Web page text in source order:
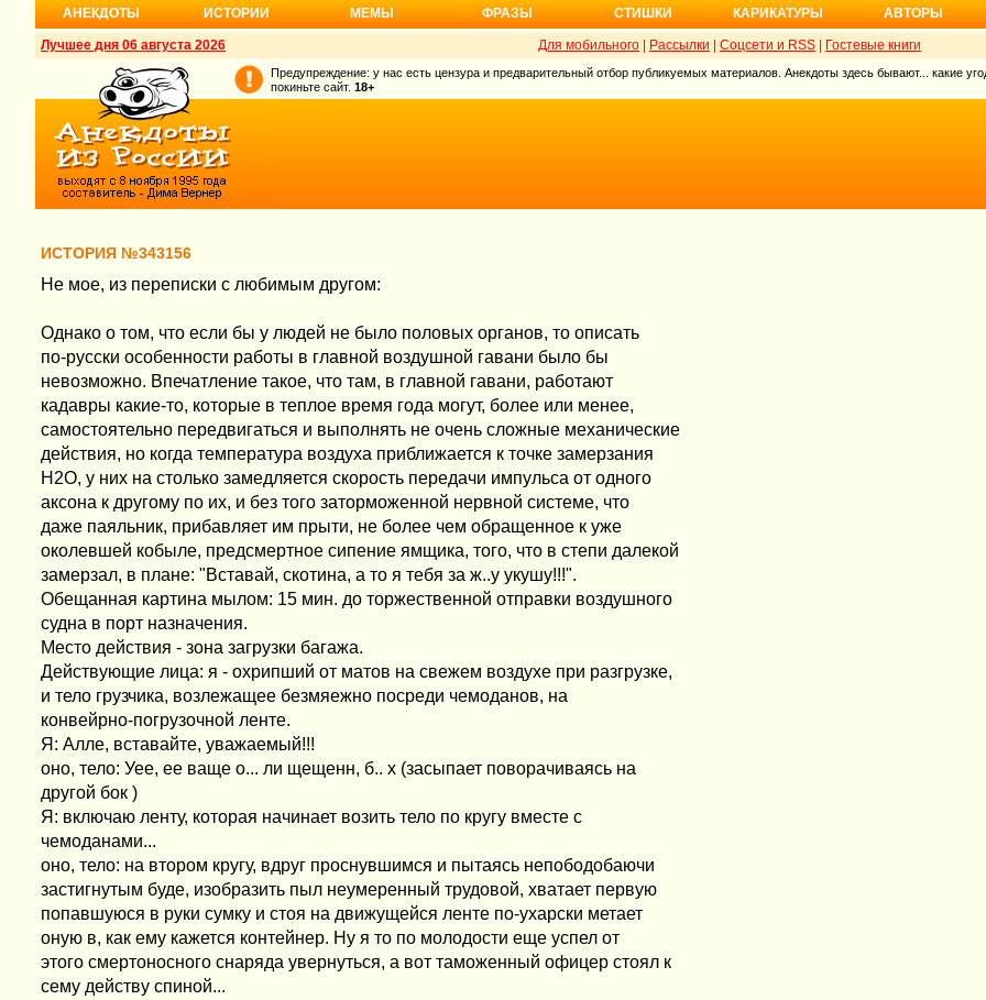
АНЕКДОТЫ ИСТОРИИ МЕМЫ ФРАЗЫ СТИШКИ КАРИКАТУРЫ АВТОРЫ
Лучшее дня 06 августа 2026 Для мобильного Рассылки Соцсети и RSS Гостевые книги
Предупреждение: у нас есть цензура и предварительный отбор публикуемых материалов. Анекдоты здесь бывают... какие
покиньте сайт. 18+
ИСТОРИЯ №343156
Не мое, из переписки с любимым другом:
Однако о том, что если бы у людей не было половых органов, то описать
по-русски особенности работы в главной воздушной гавани было бы
невозможно. Впечатление такое, что там, в главной гавани, работают
кадавры какие-то, которые в теплое время года могут, более или менее,
самостоятельно передвигаться и выполнять не очень сложные механические
действия, но когда температура воздуха приближается к точке замерзания
H2O, у них на столько замедляется скорость передачи импульса от одного
аксона к другому по их, и без того заторможенной нервной системе, что
даже паяльник, прибавляет им прыти, не более чем обращенное к уже
околевшей кобыле, предсмертное сипение ямщика, того, что в степи далекой
замерзал, в плане: "Вставай, скотина, а то я тебя за ж..у укушу!!!".
Обещанная картина мылом: 15 мин. до торжественной отправки воздушного
судна в порт назначения.
Место действия - зона загрузки багажа.
Действующие лица: я - охрипший от матов на свежем воздухе при разгрузке,
и тело грузчика, возлежащее безмяежно посреди чемоданов, на
конвейрно-погрузочной ленте.
Я: Алле, вставайте, уважаемый!!!
оно, тело: Уее, ее ваще о... ли щещенн, б.. х (засыпает поворачиваясь на
другой бок )
Я: включаю ленту, которая начинает возить тело по кругу вместе с
чемоданами...
оно, тело: на втором кругу, вдруг проснувшимся и пытаясь непободобаючи
застигнутым буде, изобразить пыл неумеренный трудовой, хватает первую
попавшуюся в руки сумку и стоя на движущейся ленте по-ухарски метает
оную в, как ему кажется контейнер. Ну я то по молодости еще успел от
этого смертоносного снаряда увернуться, а вот таможенный офицер стоял к
сему действу спиной...